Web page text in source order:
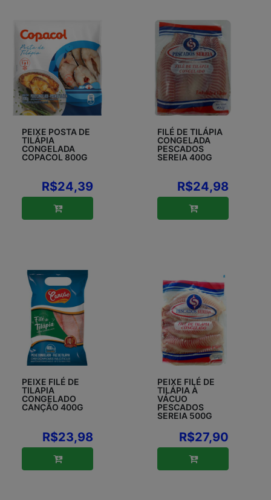
PEIXE POSTA DE
TILÁPIA
CONGELADA
COPACOL 800G
R$24,39
FILÉ DE TILÁPIA
CONGELADA
PESCADOS
SEREIA 400G
R$24,98
PEIXE FILÉ DE
TILAPIA
CONGELADO
CANÇÃO 400G
R$23,98
PEIXE FILÉ DE
TILÁPIA À
VÁCUO
PESCADOS
SEREIA 500G
R$27,90